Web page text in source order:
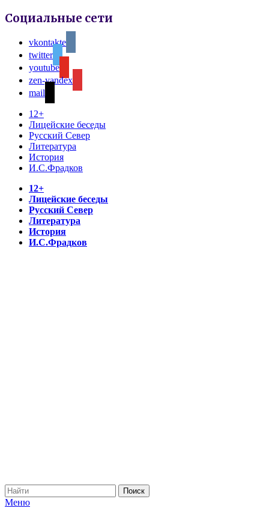
Социальные сети
vkontakte
twitter
youtube
zen-yandex
mail
12+
Лицейские беседы
Русский Север
Литература
История
И.С.Фрадков
12+
Лицейские беседы
Русский Север
Литература
История
И.С.Фрадков
Меню